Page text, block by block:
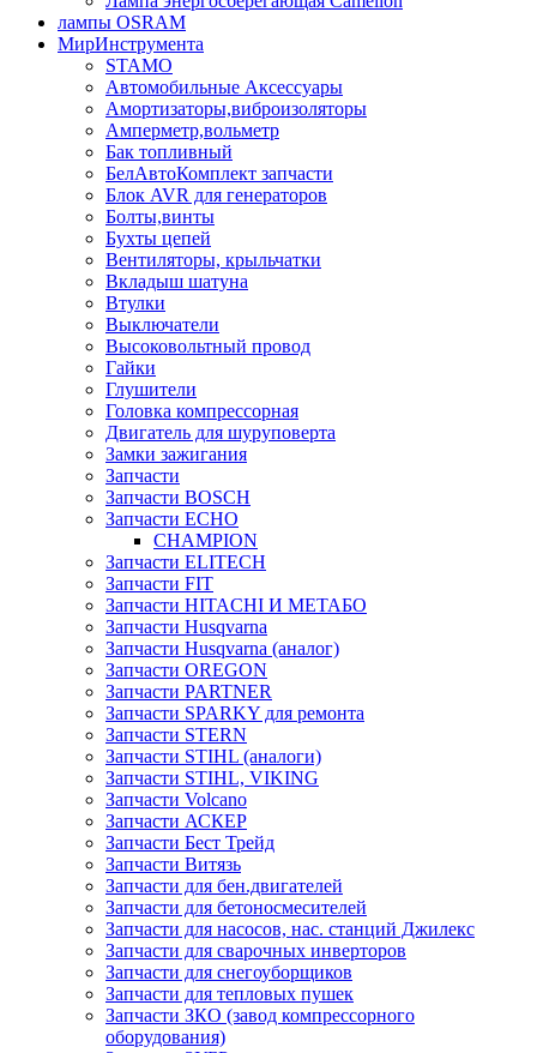
лампы OSRAM
МирИнструмента
STAMO
Автомобильные Аксессуары
Амортизаторы,виброизоляторы
Амперметр,вольметр
Бак топливный
БелАвтоКомплект запчасти
Блок AVR для генераторов
Болты,винты
Бухты цепей
Вентиляторы, крыльчатки
Вкладыш шатуна
Втулки
Выключатели
Высоковольтный провод
Гайки
Глушители
Головка компрессорная
Двигатель для шуруповерта
Замки зажигания
Запчасти
Запчасти BOSCH
Запчасти ECHO
CHAMPION
Запчасти ELITECH
Запчасти FIT
Запчасти HITACHI И МЕТАБО
Запчасти Husqvarna
Запчасти Husqvarna (аналог)
Запчасти OREGON
Запчасти PARTNER
Запчасти SPARKY для ремонта
Запчасти STERN
Запчасти STIHL (аналоги)
Запчасти STIHL, VIKING
Запчасти Volcano
Запчасти АСКЕР
Запчасти Бест Трейд
Запчасти Витязь
Запчасти для бен.двигателей
Запчасти для бетоносмесителей
Запчасти для насосов, нас. станций Джилекс
Запчасти для сварочных инверторов
Запчасти для снегоуборщиков
Запчасти для тепловых пушек
Запчасти ЗКО (завод компрессорного
оборудования)